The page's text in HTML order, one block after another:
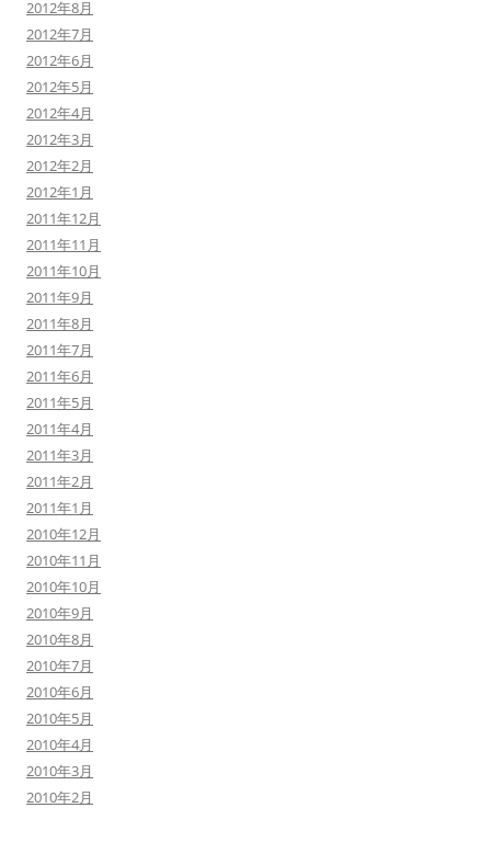
2012年8月
2012年7月
2012年6月
2012年5月
2012年4月
2012年3月
2012年2月
2012年1月
2011年12月
2011年11月
2011年10月
2011年9月
2011年8月
2011年7月
2011年6月
2011年5月
2011年4月
2011年3月
2011年2月
2011年1月
2010年12月
2010年11月
2010年10月
2010年9月
2010年8月
2010年7月
2010年6月
2010年5月
2010年4月
2010年3月
2010年2月